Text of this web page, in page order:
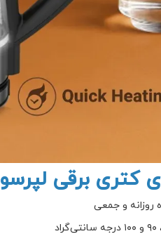
کتری برقی لپرسو
روزانه و جمعی